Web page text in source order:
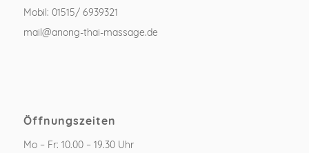
Mobil: 01515/ 6939321
mail@anong-thai-massage.de
Öffnungszeiten
Mo – Fr: 10.00 – 19.30 Uhr